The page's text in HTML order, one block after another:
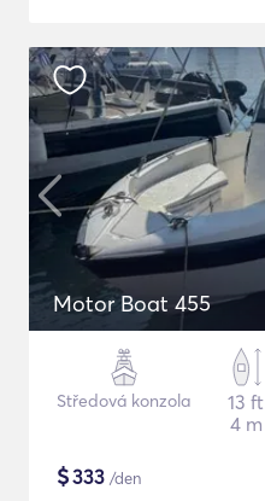
Motor Boat 455
Středová konzola
13 ft
4 m
$333 /den